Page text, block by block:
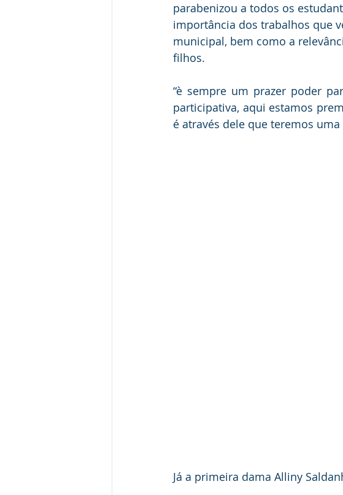
parabenizou a todos os
importância dos trabalhos que
municipal, bem como a
filhos.
“è sempre um prazer poder
participativa, aqui estamos
é através dele que teremos
Já a primeira dama Alliny